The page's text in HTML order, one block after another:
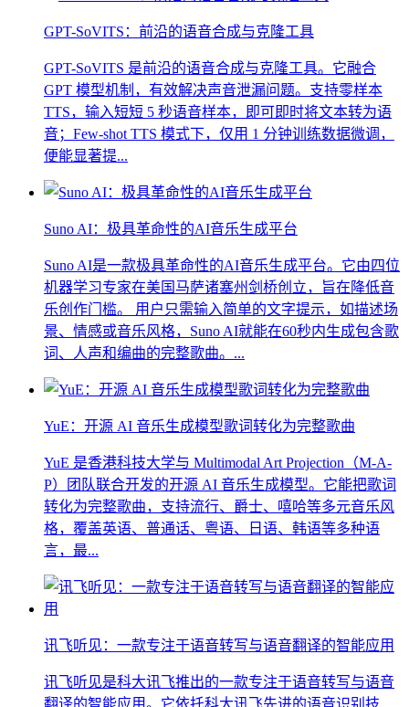
GPT-SoVITS：前沿的语音合成与克隆工具
GPT-SoVITS 是前沿的语音合成与克隆工具。它融合
GPT 模型机制，有效解决声音泄漏问题。支持零样本
TTS，输入短短 5 秒语音样本，即可即时将文本转为语
音；Few-shot TTS 模式下，仅用 1 分钟训练数据微调，
便能显著提...
Suno AI：极具革命性的AI音乐生成平台
Suno AI是一款极具革命性的AI音乐生成平台。它由四位
机器学习专家在美国马萨诸塞州剑桥创立，旨在降低音
乐创作门槛。 用户只需输入简单的文字提示，如描述场
景、情感或音乐风格，Suno AI就能在60秒内生成包含歌
词、人声和编曲的完整歌曲。...
YuE：开源 AI 音乐生成模型歌词转化为完整歌曲
YuE 是香港科技大学与 Multimodal Art Projection（M-A-
P）团队联合开发的开源 AI 音乐生成模型。它能把歌词
转化为完整歌曲，支持流行、爵士、嘻哈等多元音乐风
格，覆盖英语、普通话、粤语、日语、韩语等多种语
言，最...
讯飞听见：一款专注于语音转写与语音翻译的智能应用
讯飞听见是科大讯飞推出的一款专注于语音转写与语音